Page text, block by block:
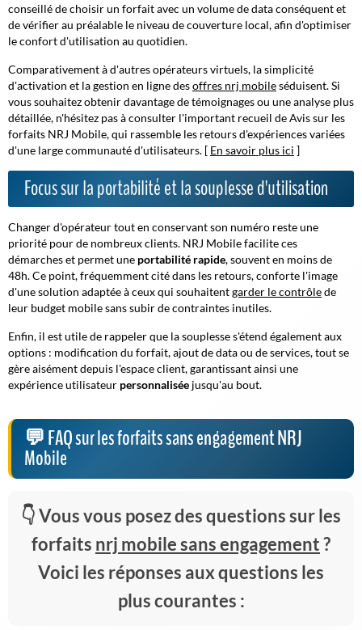
conseillé de choisir un forfait avec un volume de data conséquent et
de vérifier au préalable le niveau de couverture local, afin d'optimiser
le confort d'utilisation au quotidien.
Comparativement à d'autres opérateurs virtuels, la simplicité
d'activation et la gestion en ligne desoffres nrj mobileséduisent. Si
vous souhaitez obtenir davantage de témoignages ou une analyse plus
détaillée, n'hésitez pas à consulter l'important recueil de Avis sur les
forfaits NRJ Mobile, qui rassemble les retours d'expériences variées
d'une large communauté d'utilisateurs. [ En savoir plus ici ]
Focus sur la portabilité et la souplesse d'utilisation
Changer d'opérateur tout en conservant son numéro reste une
priorité pour de nombreux clients. NRJ Mobile facilite ces
démarches et permet une portabilité rapide, souvent en moins de
48h. Ce point, fréquemment cité dans les retours, conforte l'image
d'une solution adaptée à ceux qui souhaitentgarder le contrôlede
leur budget mobile sans subir de contraintes inutiles.
Enfin, il est utile de rappeler que lasouplesses'étend également aux
options : modification du forfait, ajout de data ou de services, tout se
gère aisément depuis l'espace client, garantissant ainsi une
expérience utilisateur personnalisée jusqu'au bout.
FAQ sur les forfaits sans engagement NRJ
Mobile
Vous vous posez des questions sur les
forfaits nrj mobile sans engagement?
Voici les réponses aux questions les
plus courantes :